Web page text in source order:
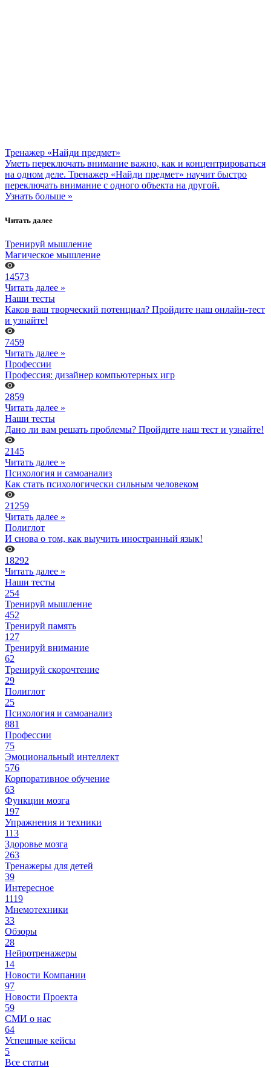
Тренажер «Найди предмет»
Уметь переключать внимание важно, как и концентрироваться
на одном деле. Тренажер «Найди предмет» научит быстро
переключать внимание с одного объекта на другой.
Узнать больше »
Читать далее
Тренируй мышление
Магическое мышление
14573
Читать далее »
Наши тесты
Каков ваш творческий потенциал? Пройдите наш онлайн-тест
и узнайте!
7459
Читать далее »
Профессии
Профессия: дизайнер компьютерных игр
2859
Читать далее »
Наши тесты
Дано ли вам решать проблемы? Пройдите наш тест и узнайте!
2145
Читать далее »
Психология и самоанализ
Как стать психологически сильным человеком
21259
Читать далее »
Полиглот
И снова о том, как выучить иностранный язык!
18292
Читать далее »
Наши тесты
254
Тренируй мышление
452
Тренируй память
127
Тренируй внимание
62
Тренируй скорочтение
29
Полиглот
25
Психология и самоанализ
881
Профессии
75
Эмоциональный интеллект
576
Корпоративное обучение
63
Функции мозга
197
Упражнения и техники
113
Здоровье мозга
263
Тренажеры для детей
39
Интересное
1119
Мнемотехники
33
Обзоры
28
Нейротренажеры
14
Новости Компании
97
Новости Проекта
59
СМИ о нас
64
Успешные кейсы
5
Все статьи